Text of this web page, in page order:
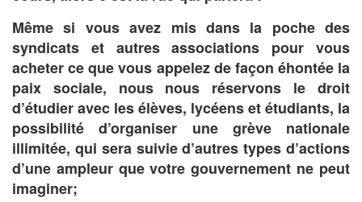
Même si vous avez mis dans la poche des
syndicats et autres associations pour vous
acheter ce que vous appelez de façon éhontée la
paix sociale, nous nous réservons le droit
d’étudier avec les élèves, lycéens et étudiants, la
possibilité d’organiser une grève nationale
illimitée, qui sera suivie d’autres types d’actions
d’une ampleur que votre gouvernement ne peut
imaginer;